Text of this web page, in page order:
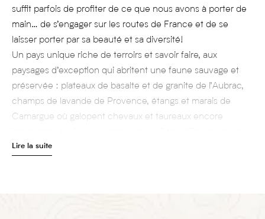
suffit parfois de profiter de ce que nous avons à porter de
main… de s’engager sur les routes de France et de se
laisser porter par sa beauté et sa diversité!
Un pays unique riche de terroirs et savoir faire, aux
paysages d’exception qui abritent une faune sauvage et
préservée : plateaux de basalte et de granite de l’Aubrac,
champs de lavande de Provence, étangs et marais de
Camargue où galopent chevaux et taureaux encore
Bretagne sauvage, bocages normands, criques aux eaux
Lire la suite